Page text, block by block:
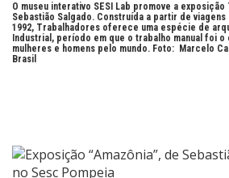
O museu interativo SESI Lab promove a
Sebastião Salgado. Construída a partir de
1992, Trabalhadores oferece uma espécie de
Industrial, período em que o trabalho manual foi
mulheres e homens pelo mundo. Foto: Marcelo
Brasil